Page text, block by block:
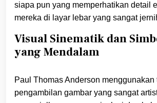
siapa pun yang memperhatikan detail
mereka di layar lebar yang sangat
Visual Sinematik dan
yang Mendalam
Paul Thomas Anderson menggunakan
pengambilan gambar yang sangat